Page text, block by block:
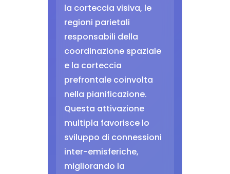
la corteccia visiva, le
regioni parietali
responsabili della
coordinazione spaziale
e la corteccia
prefrontale coinvolta
nella pianificazione.
Questa attivazione
multipla favorisce lo
sviluppo di connessioni
inter-emisferiche,
migliorando la